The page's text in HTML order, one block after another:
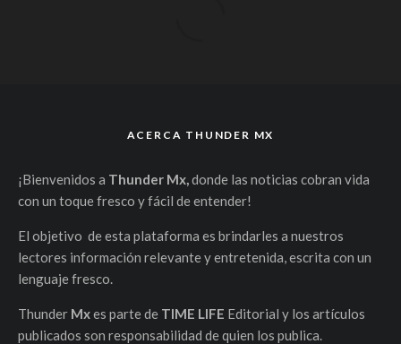
ACERCA THUNDER MX
¡Bienvenidos a Thunder Mx,donde las noticias cobran vida
con un toque fresco y fácil de entender!
El objetivo de esta plataforma es brindarles a nuestros
lectores información relevante y entretenida, escrita con un
lenguaje fresco.
Thunder Mxes parte de TIME LIFE Editorial y los artículos
publicados son responsabilidad de quien los publica.